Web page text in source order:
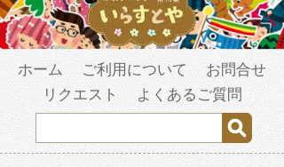
ホーム ご利用について
お問合せ
リクエスト
よくあるご質問